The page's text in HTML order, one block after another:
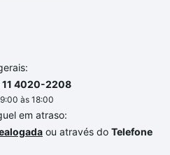
11 4020-2208
às 18:00
em atraso:
ou através do Telefone